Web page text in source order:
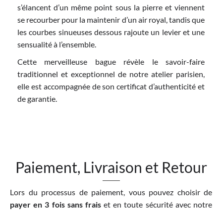
s’élancent d’un même point sous la pierre et viennent
se recourber pour la maintenir d’un air royal, tandis que
les courbes sinueuses dessous rajoute un levier et une
sensualité à l’ensemble.
Cette merveilleuse bague révèle le savoir-faire
traditionnel et exceptionnel de notre atelier parisien,
elle est accompagnée de son certificat d’authenticité et
de garantie.
Paiement, Livraison et Retour
Lors du processus de paiement, vous pouvez choisir de
payer en 3 fois sans fraiset en toute sécurité avec notre